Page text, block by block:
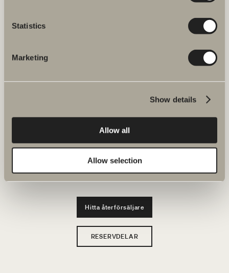
Statistics
Marketing
Show details
Allow all
Allow selection
Ritverktyg
Hållbarhet
Badrumsinspiration
Hitta återförsäljare
RESERVDELAR